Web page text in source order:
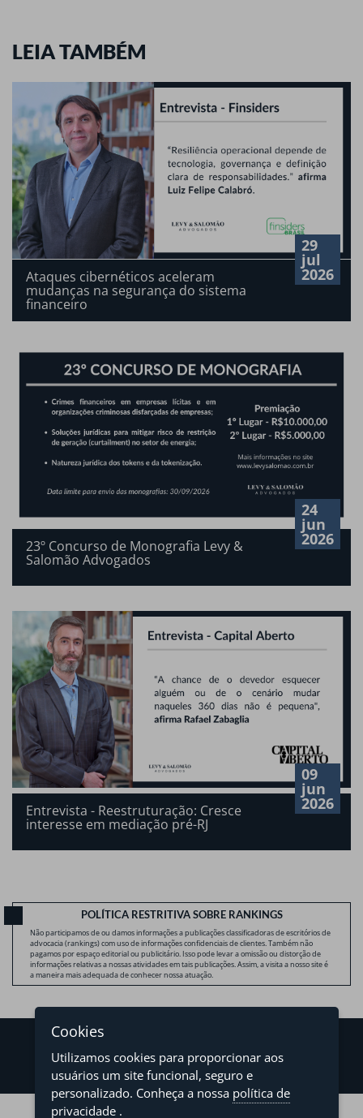
LEIA TAMBÉM
29
jul
2026
Ataques cibernéticos aceleram
mudanças na segurança do sistema
financeiro
24
jun
2026
23º Concurso de Monografia Levy &
Salomão Advogados
09
jun
2026
Entrevista - Reestruturação: Cresce
interesse em mediação pré-RJ
POLÍTICA RESTRITIVA SOBRE RANKINGS
Não participamos de ou damos informações a publicações classificadoras de escritórios de
advocacia (rankings) com uso de informações confidenciais de clientes. Também não
pagamos por espaço editorial ou publicitário. Isso pode levar a omissão ou distorção de
informações relativas a nossas atividades em tais publicações. Assim, a visita a nosso site é
a maneira mais adequada de conhecer nossa atuação.
©2026 - Levy & Salomão Advogados - Todos os direitos reservados
Cookies
Utilizamos cookies para proporcionar aos
usuários um site funcional, seguro e
personalizado. Conheça a nossa política de
privacidade .